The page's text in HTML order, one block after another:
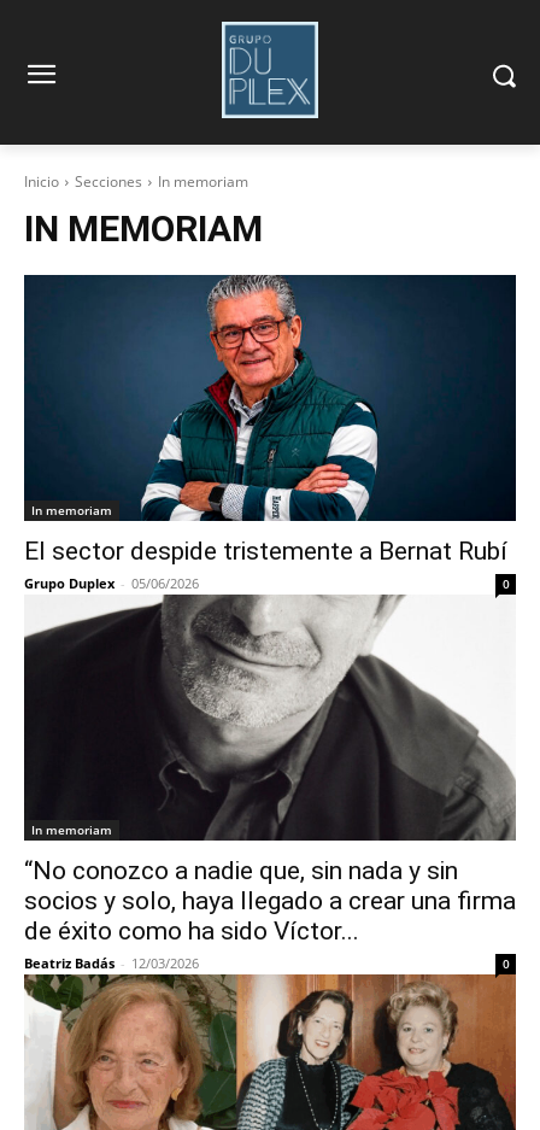
Inicio Secciones In memoriam
IN MEMORIAM
In memoriam
El sector despide tristemente a Bernat Rubí
Grupo Duplex - 05/06/2026 0
In memoriam
“No conozco a nadie que, sin nada y sin
socios y solo, haya llegado a crear una firma
de éxito como ha sido Víctor...
Beatriz Badás - 12/03/2026 0